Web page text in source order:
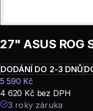
27" ASUS ROG
DODÁNÍ DO 2-3 DNŮ
5 590 Kč
4 620 Kčbez DPH
3 roky záruka